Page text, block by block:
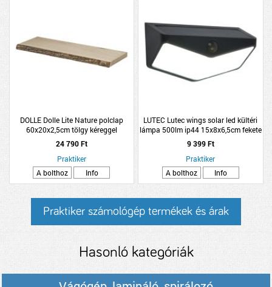
DOLLE Dolle Lite Nature polclap
60x20x2,5cm tölgy kéreggel
24 790 Ft
Praktiker
A bolthoz
Info
LUTEC Lutec wings solar led kültéri
lámpa 500lm ip44 15x8x6,5cm fekete
9 399 Ft
Praktiker
A bolthoz
Info
Praktiker számológép termékek és árak
Hasonló kategóriák